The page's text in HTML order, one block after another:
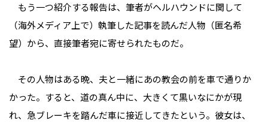
もう一つ紹介する報告は、筆者がヘルハウンドに関して
（海外メディア上で）執筆した記事を読んだ人物（匿名希
望）から、直接筆者宛に寄せられたものだ。
その人物はある晩、夫と一緒にあの教会の前を車で通りか
かった。すると、道の真ん中に、大きくて黒いなにかが現
れ、急ブレーキを踏んだ車に接近してきたという。彼女は、